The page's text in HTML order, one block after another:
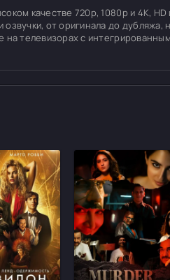
качестве 720p, 1080p и 4K, HD
от оригинала до дубляжа,
телевизорах с